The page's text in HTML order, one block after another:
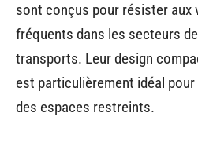
sont conçus pour résister aux
fréquents dans les secteurs
transports. Leur design
est particulièrement idéal
des espaces restreints.